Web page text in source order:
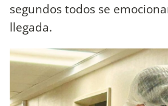
segundos todos se
llegada.